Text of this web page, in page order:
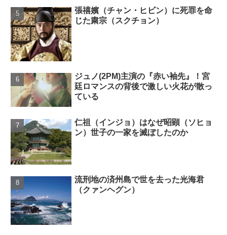
張禧嬪（チャン・ヒビン）に死罪を命
じた粛宗（スクチョン）
ジュノ(2PM)主演の『赤い袖先』！宮
廷ロマンスの背後で激しい火花が散っ
ている
仁祖（インジョ）はなぜ昭顕（ソヒョ
ン）世子の一家を滅ぼしたのか
流刑地の済州島で世を去った光海君
（クァンヘグン）